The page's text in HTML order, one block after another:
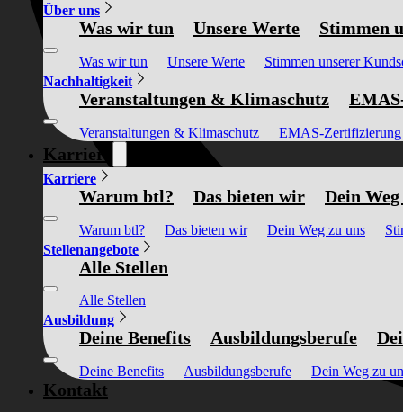
Über uns
Was wir tun Unsere Werte Stimmen
Was wir tun Unsere Werte
Stimmen unserer
Nachhaltigkeit
Veranstaltungen & Klimaschutz
Veranstaltungen & Klimaschutz EMAS-Zertifizierung
Karriere
Karriere
Warum btl? Das bieten wir Dein
Warum btl? Das bieten wir Dein Weg zu uns
Stellenangebote
Alle Stellen
Alle Stellen
Ausbildung
Deine Benefits Ausbildungsberufe
Deine Benefits Ausbildungsberufe Dein Weg zu
Kontakt